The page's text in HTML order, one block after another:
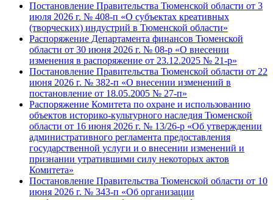
Постановление Правительства Тюменской области от 3
июля 2026 г. № 408-п «О субъектах креативных
(творческих) индустрий в Тюменской области»
Распоряжение Департамента финансов Тюменской
области от 30 июня 2026 г. № 08-р «О внесении
изменения в распоряжение от 23.12.2025 № 21-р»
Постановление Правительства Тюменской области от 22
июня 2026 г. № 382-п «О внесении изменений в
постановление от 18.05.2005 № 27-п»
Распоряжение Комитета по охране и использованию
объектов историко-культурного наследия Тюменской
области от 16 июня 2026 г. № 13/26-р «Об утверждении
административного регламента предоставления
государственной услуги и о внесении изменений и
признании утратившими силу некоторых актов
Комитета»
Постановление Правительства Тюменской области от 10
июня 2026 г. № 343-п «Об организации